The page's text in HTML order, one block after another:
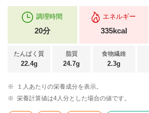
調理時間
20分
エネルギー
335kcal
たんぱく質
22.4g
脂質
24.7g
食物繊維
2.3g
※
１人あたりの栄養成分を表示。
※ 栄養計算値は4人分とした場合の値です。